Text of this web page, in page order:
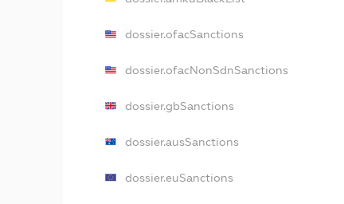
dossier.ofacSanctions
dossier.ofacNonSdnSanctions
dossier.gbSanctions
dossier.ausSanctions
dossier.euSanctions